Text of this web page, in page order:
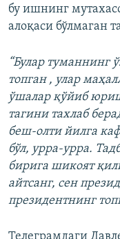
бу ишнинг
алоқаси бўлмаган
“Булар туманнинг
топган , улар
ўшалар қўйиб
тагини тахлаб
беш-олти йилга
бўл, урра-урра.
бирига шикоят
айтсанг, сен
президентнинг